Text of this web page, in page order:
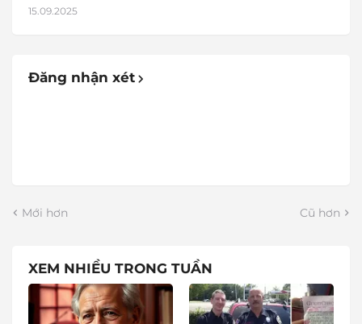
15.09.2025
Đăng nhận xét
Mới hơn Cũ hơn
XEM NHIỀU TRONG TUẦN